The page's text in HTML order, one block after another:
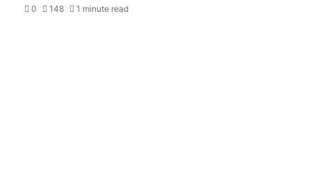
0
148 1 minute read